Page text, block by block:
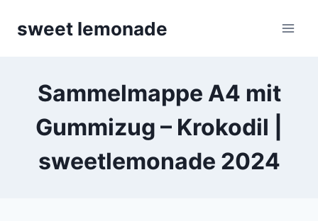
sweet lemonade
Sammelmappe A4 mit
Gummizug – Krokodil |
sweetlemonade 2024